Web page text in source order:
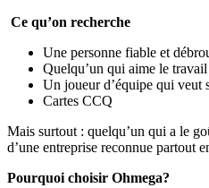
Ce qu’on recherche
Une personne fiable et
Quelqu’un qui aime le
Un joueur d’équipe qui veut
Cartes CCQ
Mais surtout : quelqu’un qui a le
d’une entreprise reconnue partout
Pourquoi choisir Ohmega?